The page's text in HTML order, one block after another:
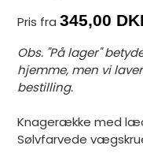
Pris fra 345,00
Obs. "På lager"
hjemme, men vi
bestilling.
Knagerække med
Sølvfarvede